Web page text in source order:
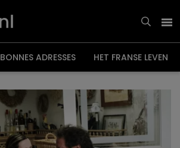
BONNES ADRESSES HET FRANSE LEVEN